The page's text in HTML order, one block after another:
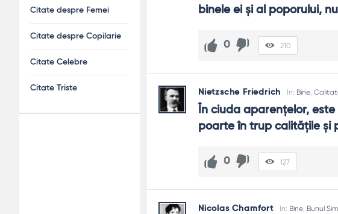
binele ei şi al poporului,
0 210
Nietzsche Friedrich In: Bine,
În ciuda aparenţelor,
poarte în trup calităţile şi
0 127
Nicolas Chamfort In: Bine, Bunul
Citate despre Femei
Citate despre Copilarie
Citate Celebre
Citate Triste